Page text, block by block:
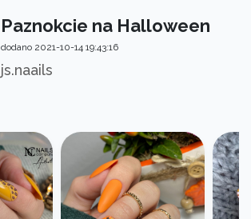
Paznokcie na Halloween
dodano 2021-10-14 19:43:16
js.naails